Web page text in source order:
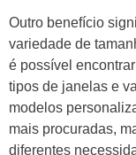
Outro benefício
variedade de
é possível
tipos de janelas e
modelos
mais procuradas,
diferentes